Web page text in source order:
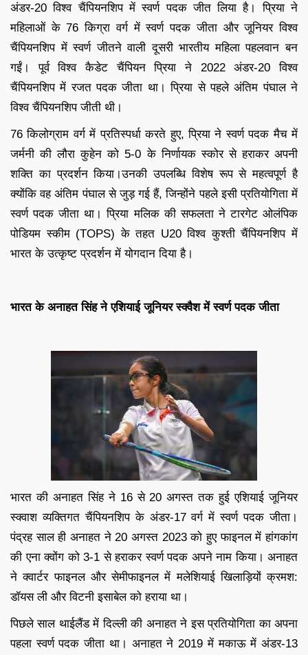
अंडर-20 विश्व चैंपियनशिप में स्वर्ण पदक जीत लिया है। प्रिया ने
महिलाओं के 76 किग्रा वर्ग में स्वर्ण पदक जीता और जूनियर विश्व
चैंपियनशिप में स्वर्ण जीतने वाली दूसरी भारतीय महिला पहलवान बन
गईं। पूर्व विश्व कैडेट चैंपियन प्रिया ने 2022 अंडर-20 विश्व
चैंपियनशिप में रजत पदक जीता था। प्रिया से पहले अंतिम पंघाल ने
विश्व चैंपियनशिप जीती थी।
76 किलोग्राम वर्ग में प्रतिस्पर्धा करते हुए, प्रिया ने स्वर्ण पदक मैच में
जर्मनी की लौरा कुहेन को 5-0 के निर्णायक स्कोर से हराकर अपनी
शक्ति का प्रदर्शन किया।उनकी उपलब्धि विशेष रूप से महत्वपूर्ण है
क्योंकि वह अंतिम पंघाल से जुड़ गई हैं, जिन्होंने पहले इसी प्रतियोगिता में
स्वर्ण पदक जीता था। प्रिया मलिक की सफलता ने टारगेट ओलंपिक
पोडियम स्कीम (TOPS) के तहत U20 विश्व कुश्ती चैंपियनशिप में
भारत के उत्कृष्ट प्रदर्शन में योगदान दिया है।
भारत के अनाहत सिंह ने एशियाई जूनियर स्क्वैश में स्वर्ण पदक जीता
भारत की अनाहत सिंह ने 16 से 20 अगस्त तक हुई एशियाई जूनियर
स्क्वाश व्यक्तिगत चैंपियनशिप के अंडर-17 वर्ग में स्वर्ण पदक जीता।
पंद्रह साल ही अनाहत ने 20 अगस्त 2023 को हुए फाइनल में हांगकांग
की एना क्वोंग को 3-1 से हराकर स्वर्ण पदक अपने नाम किया। अनाहत
ने क्वार्टर फाइनल और सेमीफाइनल में मलेशियाई खिलाड़ियों क्रमश:
डॉयस ली और विटनी इसाबेल को हराया था।
पिछले साल थाईलैंड में दिल्ली की अनाहत ने इस प्रतियोगिता का अपना
पहला स्वर्ण पदक जीता था। अनाहत ने 2019 में मकाऊ में अंडर-13